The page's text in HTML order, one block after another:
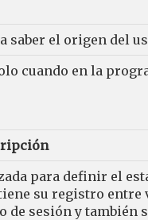
saber el origen del
cuando en la
para definir el
su registro entre
de sesión y también